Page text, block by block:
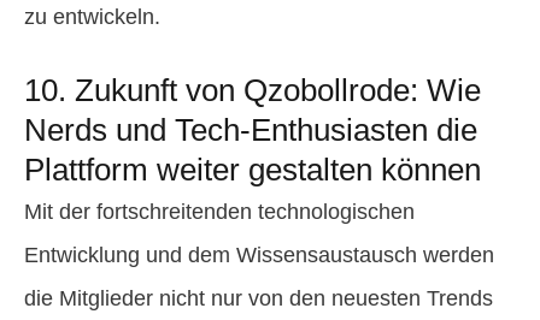
zu entwickeln.
10. Zukunft von Qzobollrode: Wie
Nerds und Tech-Enthusiasten die
Plattform weiter gestalten können
Die Zukunft der Plattform ist vielversprechend, und Nerds
Mit der fortschreitenden technologischen
Entwicklung und dem Wissensaustausch werden
die Mitglieder nicht nur von den neuesten Trends